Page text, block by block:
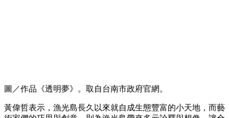
圖／作品《透明夢》。取自台南市政府官網。
黃偉哲表示，漁光島長久以來就自成生態豐富的小天地，而藝